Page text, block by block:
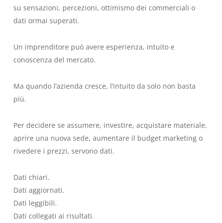
su sensazioni, percezioni, ottimismo dei commerciali o
dati ormai superati.
Un imprenditore può avere esperienza, intuito e
conoscenza del mercato.
Ma quando l’azienda cresce, l’intuito da solo non basta
più.
Per decidere se assumere, investire, acquistare materiale,
aprire una nuova sede, aumentare il budget marketing o
rivedere i prezzi, servono dati.
Dati chiari.
Dati aggiornati.
Dati leggibili.
Dati collegati ai risultati.